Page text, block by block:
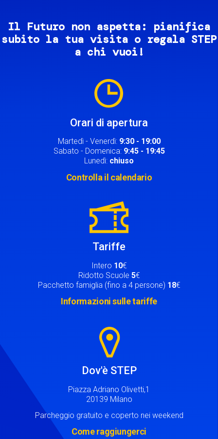
Il Futuro non aspetta: pianifica
subito la tua visita o regala STEP
a chi vuoi!
Orari di apertura
Martedì - Venerdì: 9:30 - 19:00
Sabato - Domenica: 9:45 - 19:45
Lunedì: chiuso
Controlla il calendario
Tariffe
Intero 10€
Ridotto Scuole 5€
Pacchetto famiglia (fino a 4 persone) 18€
Informazioni sulle tariffe
Dov'è STEP
Piazza Adriano Olivetti,1
20139 Milano
Parcheggio gratuito e coperto nei weekend
Come raggiungerci